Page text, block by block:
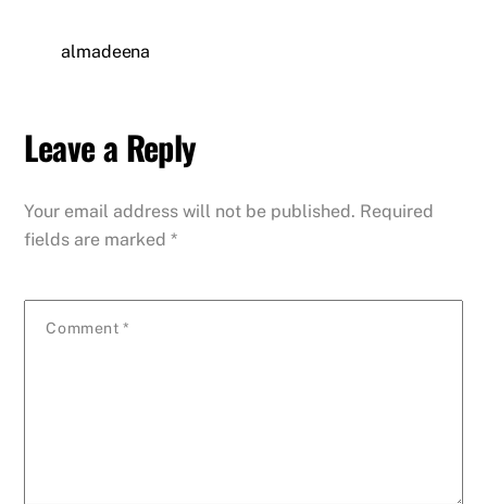
almadeena
Leave a Reply
Your email address will not be published. Required
fields are marked*
Comment *